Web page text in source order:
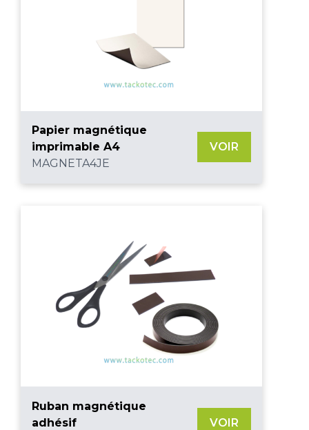
Papier magnétique
imprimable A4
MAGNETA4JE
VOIR
Ruban magnétique
adhésif
VOIR